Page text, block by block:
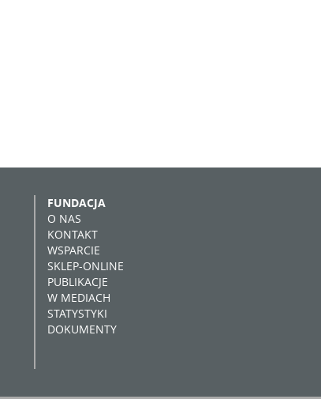
FUNDACJA
O NAS
KONTAKT
WSPARCIE
SKLEP-ONLINE
PUBLIKACJE
W MEDIACH
STATYSTYKI
DOKUMENTY